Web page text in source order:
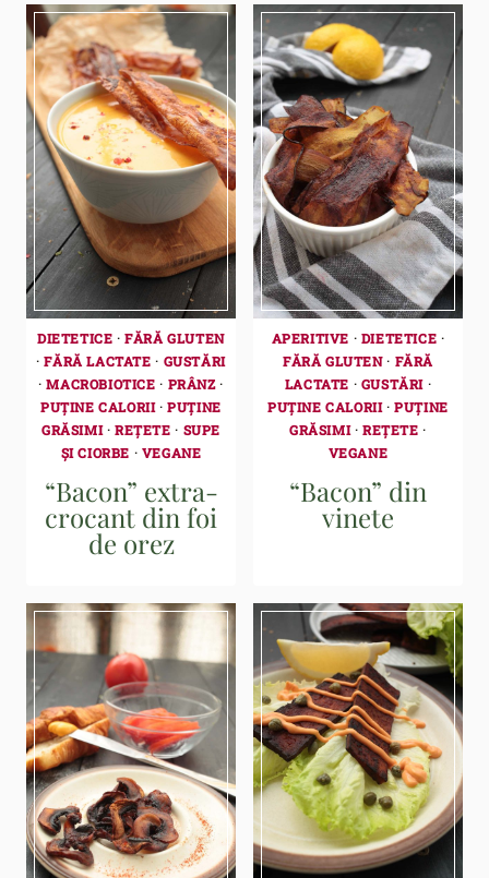
DIETETICE ·FĂRĂ GLUTEN
·FĂRĂ LACTATE · GUSTĂRI
·MACROBIOTICE · PRÂNZ·
PUȚINE CALORII·PUȚINE
GRĂSIMI·REȚETE · SUPE
ȘI CIORBE · VEGANE
“Bacon” extra-
crocant din foi
de orez
APERITIVE · DIETETICE ·
FĂRĂ GLUTEN· FĂRĂ
LACTATE · GUSTĂRI ·
PUȚINE CALORII·PUȚINE
GRĂSIMI·REȚETE ·
VEGANE
“Bacon” din
vinete